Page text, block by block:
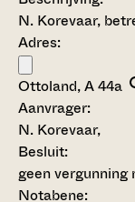
N. Korevaar,
Adres:
Ottoland, A 44a
Aanvrager:
N. Korevaar,
Besluit:
geen
Notabene: